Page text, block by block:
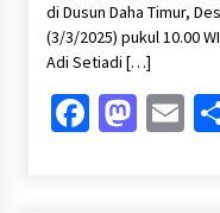
di Dusun Daha Timur,
(3/3/2025) pukul 10.00
Adi Setiadi […]